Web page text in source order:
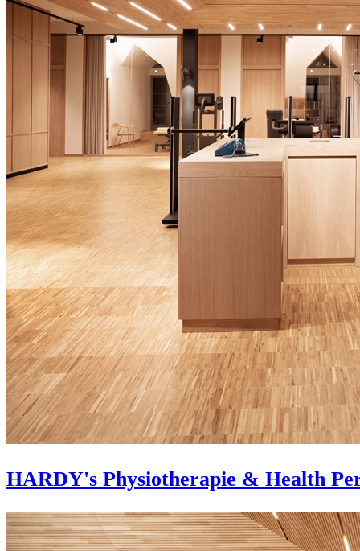
HARDY's Physiotherapie & Health